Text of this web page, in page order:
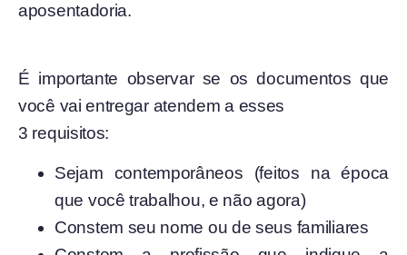
aposentadoria.
É importante observar se os documentos que
você vai entregar atendem a esses
3 requisitos:
Sejam contemporâneos (feitos na época
que você trabalhou, e não agora)
Constem seu nome ou de seus familiares